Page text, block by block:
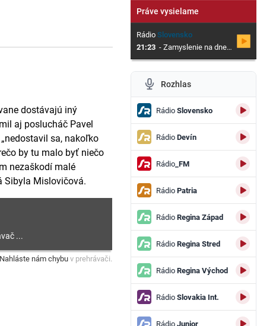
dostávajú iný
aj poslucháč Pavel
sa, nakoľko
by tu malo byť niečo
nezaškodí malé
Sibyla Mislovičová.
Nahláste nám chybu v prehrávači.
Práve vysielame
RádioSlovensko
21:23 - Zamyslenie na dnešný deň (R)
Rozhlas
RádioSlovensko
RádioDevín
Rádio_FM
RádioPatria
RádioRegina Západ
RádioRegina Stred
RádioRegina Východ
RádioSlovakia Int.
RádioJunior